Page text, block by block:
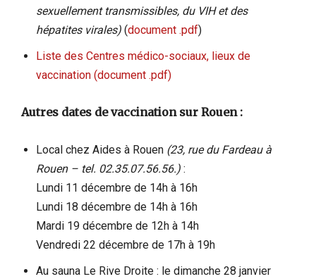
sexuellement transmissibles, du VIH et des
hépatites virales) (document .pdf)
Liste des Centres médico-sociaux, lieux de
vaccination (document .pdf)
Autres dates de vaccination sur Rouen :
Local chez Aides à Rouen (23, rue du Fardeau à
Rouen – tel. 02.35.07.56.56.) :
Lundi 11 décembre de 14h à 16h
Lundi 18 décembre de 14h à 16h
Mardi 19 décembre de 12h à 14h
Vendredi 22 décembre de 17h à 19h
Au sauna Le Rive Droite : le dimanche 28 janvier